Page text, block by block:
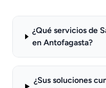
¿Qué servicios de
en Antofagasta?
¿Sus soluciones